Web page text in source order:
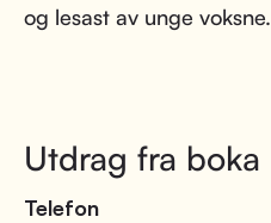
og lesast av unge voksne.
Utdrag fra boka
Telefon